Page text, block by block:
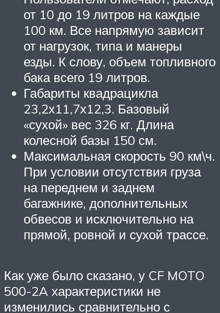
от 10 до 19 литров на каждые
100 км. Все напрямую зависит
от нагрузок, типа и манеры
езды. К слову, объем топливного
бака всего 19 литров.
Габариты квадрацикла
23,2х11,7х12,3. Базовый
«сухой» вес 326 кг. Длина
колесной базы 150 см.
Максимальная скорость 90 км\ч.
При условии отсутствия груза
на переднем и заднем
багажнике, дополнительных
обвесов и исключительно на
прямой, ровной и сухой трассе.
Как уже было сказано, у CF MOTO
500-2A характеристики не
изменились сравнительно с